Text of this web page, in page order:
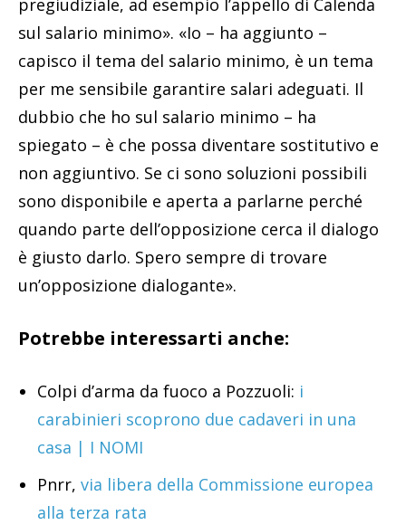
pregiudiziale, ad esempio l’appello di Calenda
sul salario minimo». «Io – ha aggiunto –
capisco il tema del salario minimo, è un tema
per me sensibile garantire salari adeguati. Il
dubbio che ho sul salario minimo – ha
spiegato – è che possa diventare sostitutivo e
non aggiuntivo. Se ci sono soluzioni possibili
sono disponibile e aperta a parlarne perché
quando parte dell’opposizione cerca il dialogo
è giusto darlo. Spero sempre di trovare
un’opposizione dialogante».
Potrebbe interessarti anche:
Colpi d’arma da fuoco a Pozzuoli: i
carabinieri scoprono due cadaveri in una
casa | I NOMI
Pnrr, via libera della Commissione europea
alla terza rata